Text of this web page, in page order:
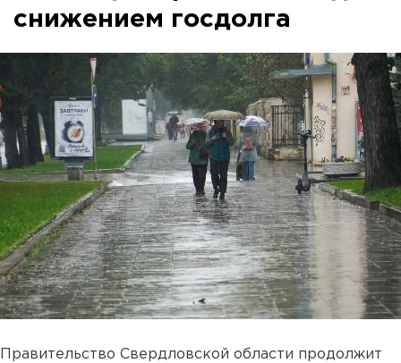
снижением госдолга
Правительство Свердловской области продолжит